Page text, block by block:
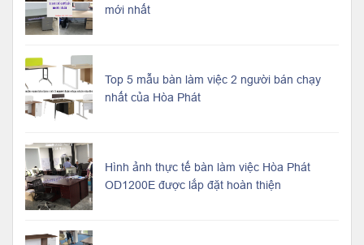
mới nhất
Top 5 mẫu bàn làm việc 2 người bán chạy
nhất của Hòa Phát
Hình ảnh thực tế bàn làm việc Hòa Phát
OD1200E được lắp đặt hoàn thiện